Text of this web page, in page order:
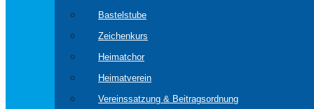
Bastelstube
Zeichenkurs
Heimatchor
Heimatverein
Vereinssatzung & Beitragsordnung